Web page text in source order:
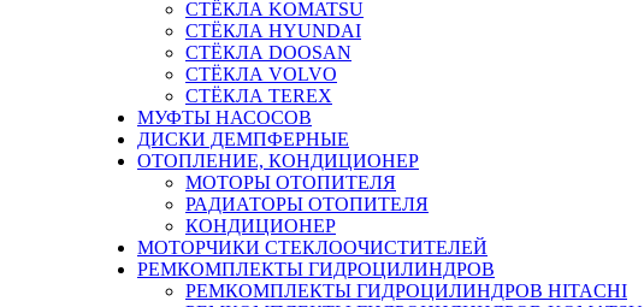
СТЁКЛА KOMATSU
СТЁКЛА HYUNDAI
СТЁКЛА DOOSAN
СТЁКЛА VOLVO
СТЁКЛА TEREX
МУФТЫ НАСОСОВ
ДИСКИ ДЕМПФЕРНЫЕ
ОТОПЛЕНИЕ, КОНДИЦИОНЕР
МОТОРЫ ОТОПИТЕЛЯ
РАДИАТОРЫ ОТОПИТЕЛЯ
КОНДИЦИОНЕР
МОТОРЧИКИ СТЕКЛООЧИСТИТЕЛЕЙ
РЕМКОМПЛЕКТЫ ГИДРОЦИЛИНДРОВ
РЕМКОМПЛЕКТЫ ГИДРОЦИЛИНДРОВ HITACHI